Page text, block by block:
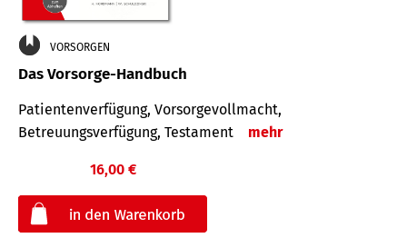
VORSORGEN
Das Vorsorge-Handbuch
Patientenverfügung, Vorsorgevollmacht,
Betreuungsverfügung, Testament
mehr
16,00 €